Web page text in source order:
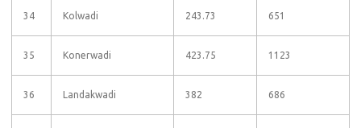
34 Kolwadi 243.73 651
35 Konerwadi 423.75 1123
36 Landakwadi 382 686